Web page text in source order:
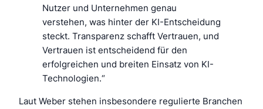
Nutzer und Unternehmen genau
verstehen, was hinter der KI-Entscheidung
steckt. Transparenz schafft Vertrauen, und
Vertrauen ist entscheidend für den
erfolgreichen und breiten Einsatz von KI-
Technologien.“
Laut Weber stehen insbesondere regulierte Branchen